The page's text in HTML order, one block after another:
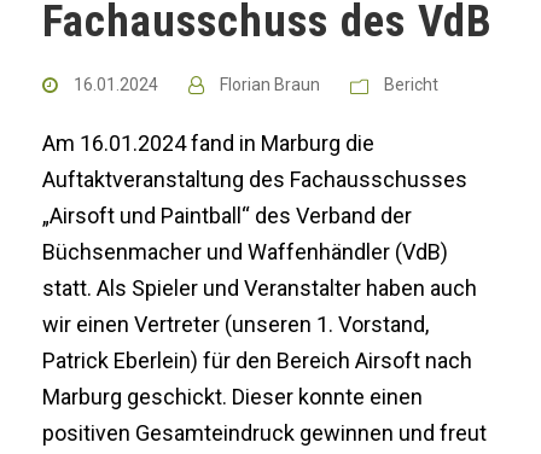
Fachausschuss des VdB
16.01.2024 Florian Braun Bericht
Am 16.01.2024 fand in Marburg die
Auftaktveranstaltung des Fachausschusses
„Airsoft und Paintball“ des Verband der
Büchsenmacher und Waffenhändler (VdB)
statt. Als Spieler und Veranstalter haben auch
wir einen Vertreter (unseren 1. Vorstand,
Patrick Eberlein) für den Bereich Airsoft nach
Marburg geschickt. Dieser konnte einen
positiven Gesamteindruck gewinnen und freut